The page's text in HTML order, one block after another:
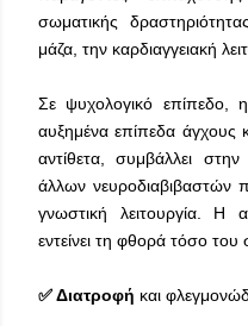
σωματικής
μάζα, την καρδιαγγειακή
Σε ψυχολογικό επίπεδο,
αυξημένα επίπεδα άγχους
αντίθετα, συμβάλλει
άλλων νευροδιαβιβαστών
γνωστική λειτουργία. Η
εντείνει τη φθορά τόσο
✅ Διατροφή και